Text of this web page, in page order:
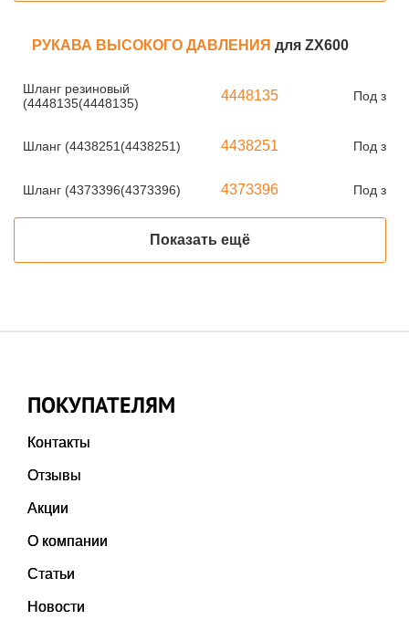
РУКАВА ВЫСОКОГО ДАВЛЕНИЯ для ZX600
Шланг резиновый
(4448135(4448135)
4448135 Под
Шланг (4438251(4438251) 4438251 Под
Шланг (4373396(4373396) 4373396 Под
Показать ещё
ПОКУПАТЕЛЯМ
Контакты
Отзывы
Акции
О компании
Статьи
Новости